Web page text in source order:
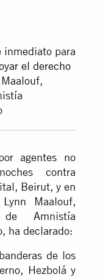
inmediato para
el derecho
agentes no
contra
Beirut, y en
Maalouf,
Amnistía
ha declarado:
de los
Hezbolá y